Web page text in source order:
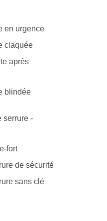
en urgence
claquée
après
blindée
serrure -
fort
de sécurité
sans clé